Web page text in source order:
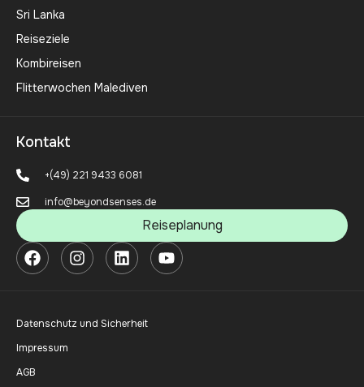
Sri Lanka
Reiseziele
Kombireisen
Flitterwochen Malediven
Kontakt
+(49) 221 9433 6081
info@beyondsenses.de
Reiseplanung
Datenschutz und Sicherheit
Impressum
AGB